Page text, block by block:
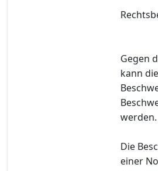
Gegen
kann
werden.
Die
einer